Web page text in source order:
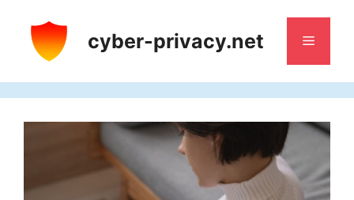
contenu
cyber-privacy.net Menu